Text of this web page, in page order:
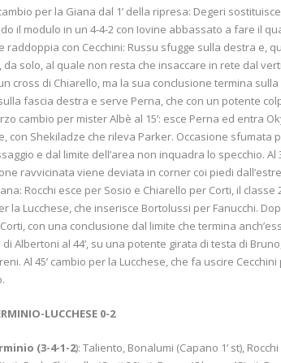
per la Giana dal 1’ della ripresa: Degeri
il modulo in un 4-4-2 con Iovine abbassato a fare il
raddoppia con Cecchini: Russu sfugge sulla destra e,
da solo, al quale non resta che insaccare in rete dal
cross di Chiarello, ma la sua conclusione termina
fascia destra e serve Perna, che con un potente
cambio per mister Albè al 15’: esce Perna ed entra
con Shekiladze che rileva Parker. Occasione sfumata
e dal limite dell’area non inquadra lo specchio. Al
ravvicinata viene deviata in corner coi piedi
Rocchi esce per Sosio e Chiarello per Corti, il
la Lucchese, che inserisce Bortolussi per Fanucchi.
con una conclusione dal limite che termina
di Albertoni al 44’, su una potente girata di testa di
Al 45’ cambio per la Lucchese, che fa uscire
LUCCHESE 0-2
(3-4-1-2): Taliento, Bonalumi (Capano 1’ st),